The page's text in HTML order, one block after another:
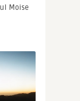
Moise